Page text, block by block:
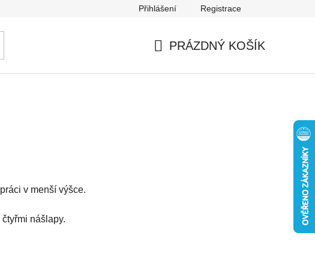
Přihlášení Registrace
PRÁZDNÝ KOŠÍK
v menší výšce.
nášlapy.